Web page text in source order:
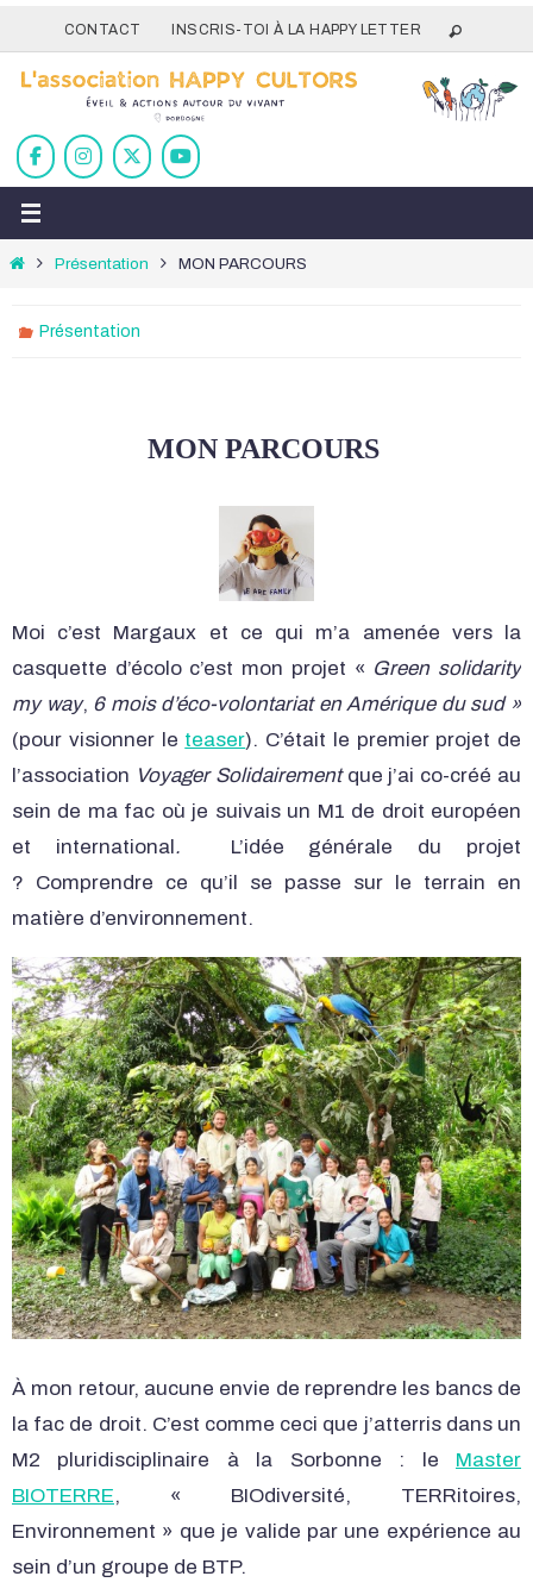
vers
contenu
CONTACT INSCRIS-TOI À LA HAPPY LETTER
HomePrésentation MON PARCOURS
Présentation
MON PARCOURS
Moi c’est Margaux et ce qui m’a amenée vers la
casquette d’écolo c’est mon projet « Green solidarity
my way, 6 mois d’éco-volontariat en Amérique du sud »
(pour visionner le teaser). C’était le premier projet de
l’association Voyager Solidairementque j’ai co-créé au
sein de ma fac où je suivais un M1 de droit européen
et international .
L’idée générale du projet
? Comprendre ce qu’il se passe sur le terrain en
matière d’environnement.
À mon retour, aucune envie de reprendre les bancs de
la fac de droit. C’est comme ceci que j’atterris dans un
M2 pluridisciplinaire à la Sorbonne : le Master
BIOTERRE, « BIOdiversité, TERRitoires,
Environnement » que je valide par une expérience au
sein d’un groupe de BTP.